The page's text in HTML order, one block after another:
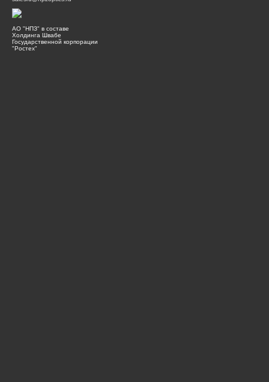
АО "НПЗ" в составе
Холдинга Швабе
Государственной корпорации
"Ростех"